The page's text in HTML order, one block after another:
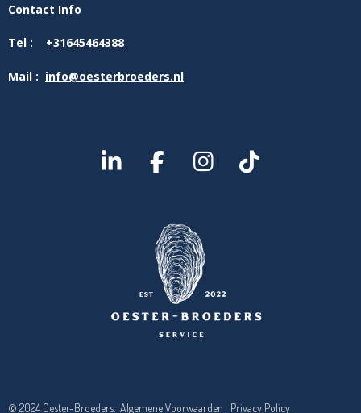
Contact Info
Tel : +31645464388
Mail : info@oesterbroeders.nl
L
N
F
E
B
O
O
K
I
A
G
R
A
T
© 2024 Oester-Broeders. Algemene Voorwaarden Privacy Policy